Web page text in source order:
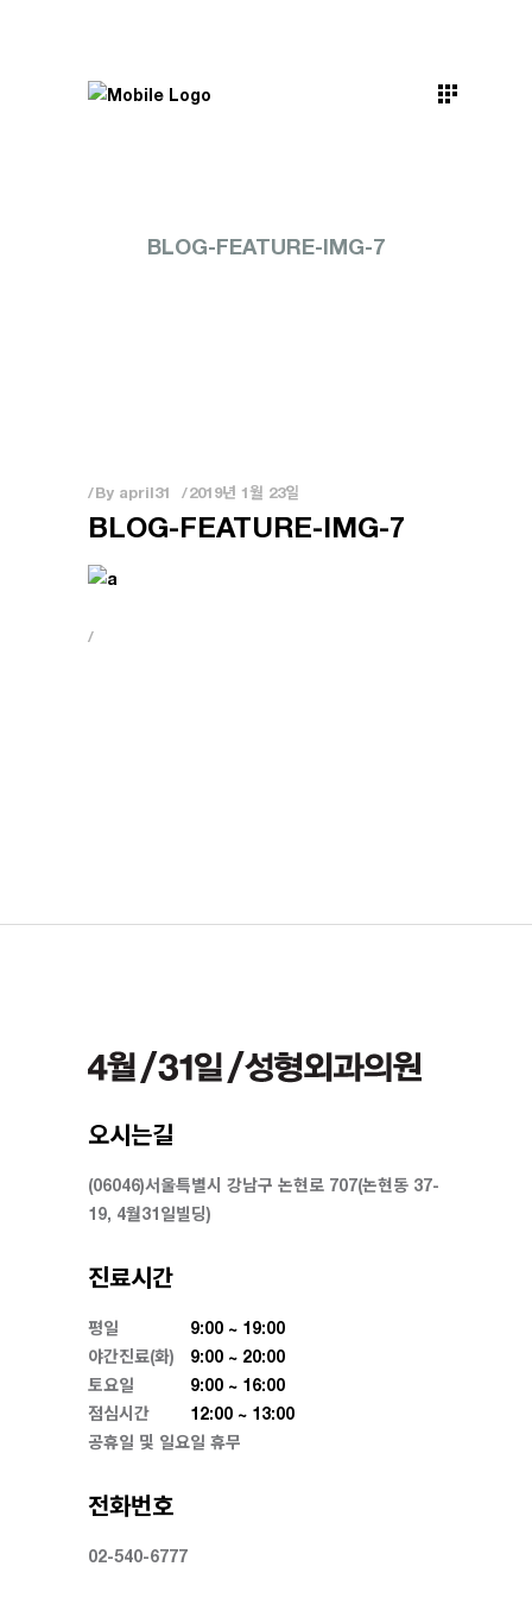
BLOG-FEATURE-IMG-7
By april31 2019년 1월 23일
BLOG-FEATURE-IMG-7
오시는길
(06046)서울특별시 강남구 논현로 707(논현동 37-
19, 4월31일빌딩)
진료시간
평일
9:00 ~ 19:00
야간진료(화)
9:00 ~ 20:00
토요일
9:00 ~ 16:00
점심시간
12:00 ~ 13:00
공휴일 및 일요일 휴무
전화번호
02-540-6777